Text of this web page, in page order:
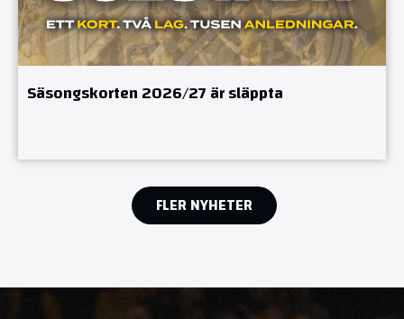
Säsongskorten 2026/27 är släppta
FLER NYHETER